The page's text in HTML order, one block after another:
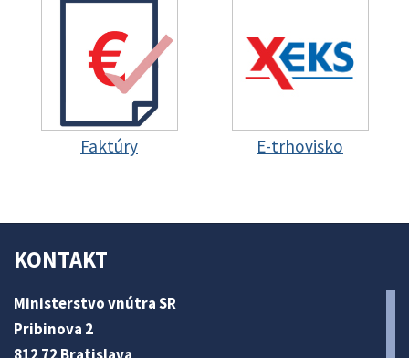
Faktúry E-trhovisko
KONTAKT
Ministerstvo vnútra SR
Pribinova 2